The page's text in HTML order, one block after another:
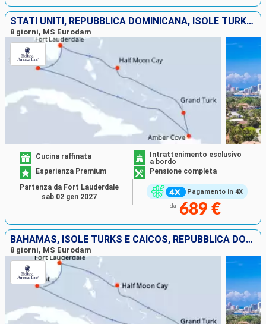
STATI UNITI, REPUBBLICA DOMINICANA, ISOLE TURKS E CAICOS, BAHAMAS
8 giorni, MS Eurodam
Pagamento in 4X
Cucina raffinata
Intrattenimento esclusivo
a bordo
Esperienza Premium
Pensione completa
da 689 €
Partenza da Fort Lauderdale
sab 02 gen 2027
BAHAMAS, ISOLE TURKS E CAICOS, REPUBBLICA DOMINICANA, STATI UNITI
8 giorni, MS Eurodam